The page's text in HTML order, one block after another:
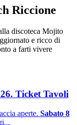
Riccione
discoteca Mojito
e ricco di
a farti vivere
Ticket Tavoli
aperte. Sabato 8